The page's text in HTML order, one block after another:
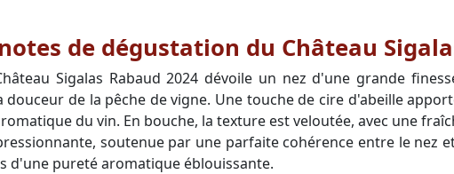
de dégustation du Château
Sigalas Rabaud 2024 dévoile un nez d'une grande
douceur de la pêche de vigne. Une touche de cire d'abeille
du vin. En bouche, la texture est veloutée, avec une
soutenue par une parfaite cohérence entre le nez
d'une pureté aromatique éblouissante.